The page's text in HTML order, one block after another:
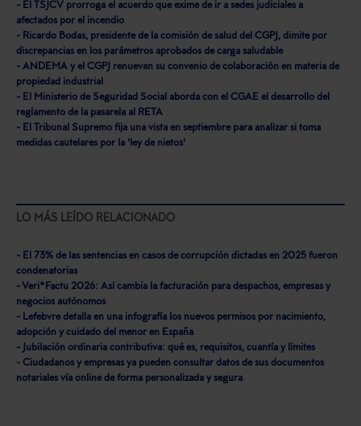
- El TSJCV prorroga el acuerdo que exime de ir a sedes judiciales a
afectados por el incendio
- Ricardo Bodas, presidente de la comisión de salud del CGPJ, dimite por
discrepancias en los parámetros aprobados de carga saludable
- ANDEMA y el CGPJ renuevan su convenio de colaboración en materia de
propiedad industrial
- El Ministerio de Seguridad Social aborda con el CGAE el desarrollo del
reglamento de la pasarela al RETA
- El Tribunal Supremo fija una vista en septiembre para analizar si toma
medidas cautelares por la 'ley de nietos'
LO MÁS LEÍDO RELACIONADO
- El 73% de las sentencias en casos de corrupción dictadas en 2025 fueron
condenatorias
- Veri*Factu 2026: Así cambia la facturación para despachos, empresas y
negocios autónomos
- Lefebvre detalla en una infografía los nuevos permisos por nacimiento,
adopción y cuidado del menor en España
- Jubilación ordinaria contributiva: qué es, requisitos, cuantía y límites
- Ciudadanos y empresas ya pueden consultar datos de sus documentos
notariales vía online de forma personalizada y segura